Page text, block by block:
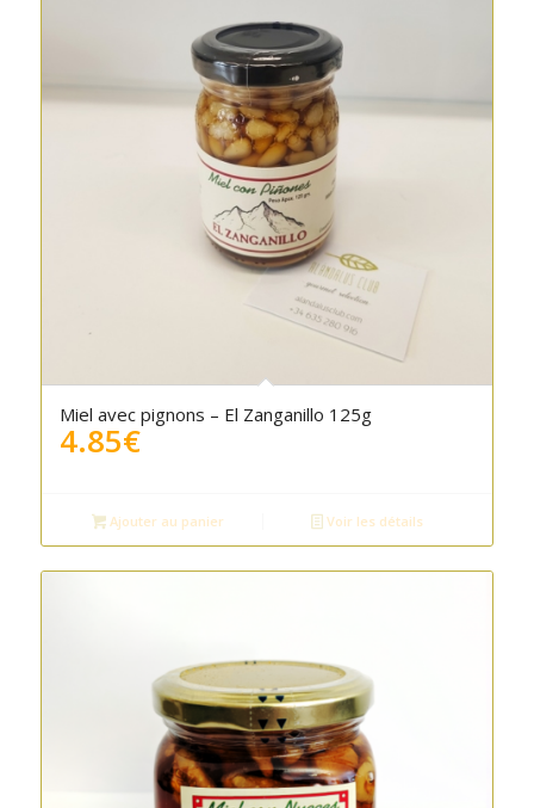
Miel avec pignons – El Zanganillo 125g
4.85€
Ajouter au panier Voir les détails